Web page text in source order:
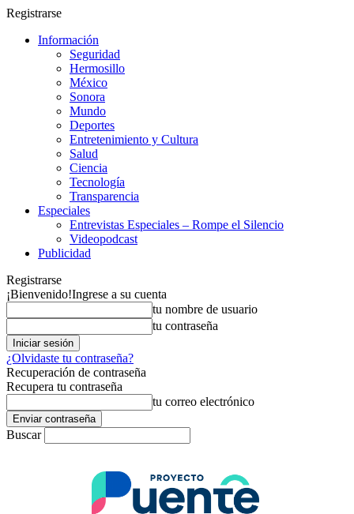
Registrarse
Información
Seguridad
Hermosillo
México
Sonora
Mundo
Deportes
Entretenimiento y Cultura
Salud
Ciencia
Tecnología
Transparencia
Especiales
Entrevistas Especiales – Rompe el Silencio
Videopodcast
Publicidad
Registrarse
¡Bienvenido!Ingrese a su cuenta
tu nombre de usuario
tu contraseña
¿Olvidaste tu contraseña?
Recuperación de contraseña
Recupera tu contraseña
tu correo electrónico
Buscar